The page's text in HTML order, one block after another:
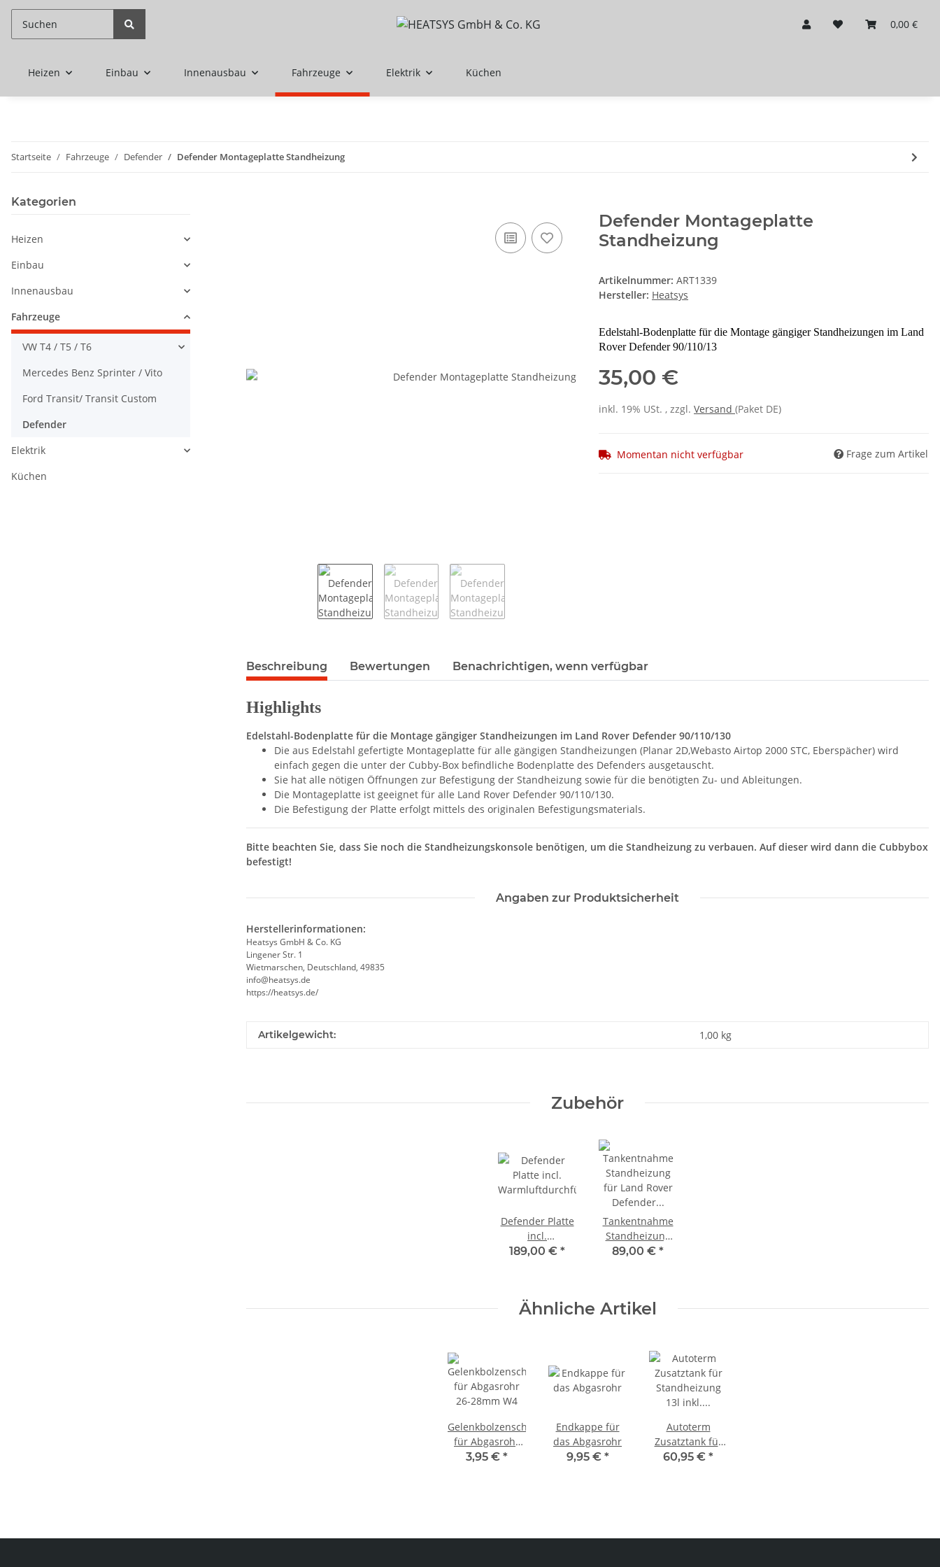
0,00 €
Heizen Einbau Innenausbau Fahrzeuge Elektrik Küchen
Startseite Fahrzeuge Defender Defender Montageplatte Standheizung
Defender Montageplatte
Standheizung
Artikelnummer: ART1339
Hersteller: Heatsys
Edelstahl-Bodenplatte für die Montage gängiger Standheizungen im Land
Rover Defender 90/110/13
35,00 €
inkl. 19% USt. , zzgl. Versand (Paket DE)
Momentan nicht verfügbar Frage zum Artikel
Beschreibung Bewertungen Benachrichtigen, wenn verfügbar
Highlights
Edelstahl-Bodenplatte für die Montage gängiger Standheizungen im Land Rover Defender 90/110/130
Die aus Edelstahl gefertigte Montageplatte für alle gängigen Standheizungen (Planar 2D,Webasto Airtop 2000 STC, Eberspächer) wird
einfach gegen die unter der Cubby-Box befindliche Bodenplatte des Defenders ausgetauscht.
Sie hat alle nötigen Öffnungen zur Befestigung der Standheizung sowie für die benötigten Zu- und Ableitungen.
Die Montageplatte ist geeignet für alle Land Rover Defender 90/110/130.
Die Befestigung der Platte erfolgt mittels des originalen Befestigungsmaterials.
Bitte beachten Sie, dass Sie noch die Standheizungskonsole benötigen, um die Standheizung zu verbauen. Auf dieser wird dann die Cubbybox
befestigt!
Angaben zur Produktsicherheit
Herstellerinformationen:
Heatsys GmbH & Co. KG
Lingener Str. 1
Wietmarschen, Deutschland, 49835
info@heatsys.de
https://heatsys.de/
Artikelgewicht: 1,00 kg
Zubehör
Defender Platte
incl.
Warmluftdurchführung
189,00 € *
Tankentnahme
Standheizung
für Land Rover
89,00 € *
Ähnliche Artikel
Gelenkbolzenschelle
für Abgasrohr
26-28mm W4
3,95 € *
Endkappe für
das Abgasrohr
9,95 € *
Autoterm
Zusatztank für
Standheizung
60,95 € *
Kategorien
Heizen
Einbau
Innenausbau
Fahrzeuge
VW T4 / T5 / T6
Mercedes Benz Sprinter / Vito
Ford Transit/ Transit Custom
Defender
Elektrik
Küchen